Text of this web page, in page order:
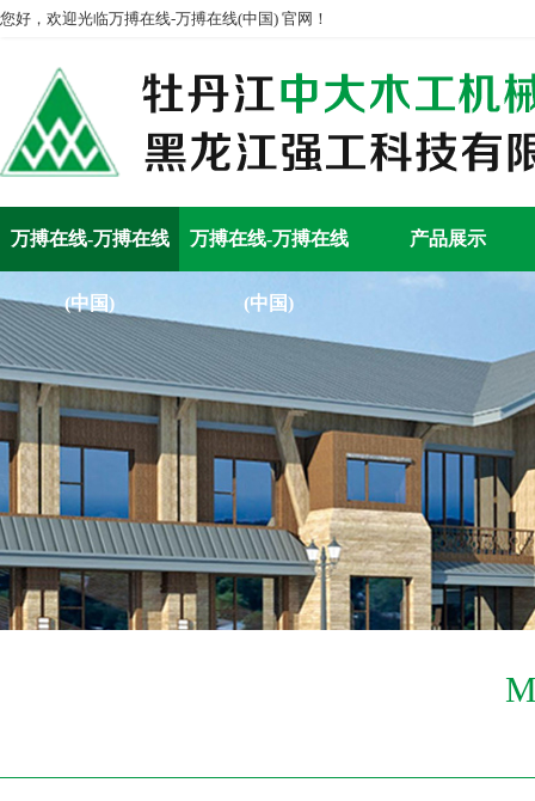
您好，欢迎光临万搏在线-万搏在线(中国) 官网！
万搏在线-万搏在线
(中国)
万搏在线-万搏在线
(中国)
产品展示